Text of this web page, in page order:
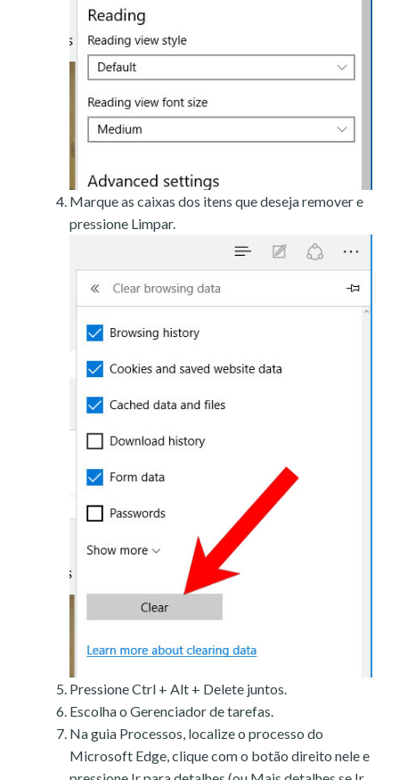
Marque as caixas dos itens que deseja remover e
pressione Limpar.
Pressione Ctrl + Alt + Delete juntos.
Escolha o Gerenciador de tarefas.
Na guia Processos, localize o processo do
Microsoft Edge, clique com o botão direito nele e